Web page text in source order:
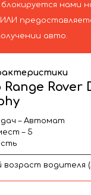
блокируется нами
авто.
Rover
– Автомат
– 5
водителя